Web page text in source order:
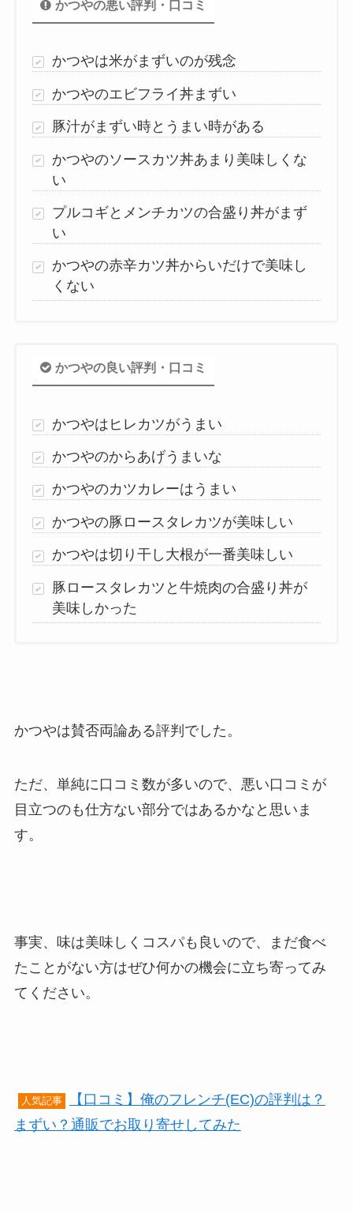
かつやの悪い評判・口コミ
かつやは米がまずいのが残念
かつやのエビフライ丼まずい
豚汁がまずい時とうまい時がある
かつやのソースカツ丼あまり美味しくな
い
プルコギとメンチカツの合盛り丼がまず
い
かつやの赤辛カツ丼からいだけで美味し
くない
かつやの良い評判・口コミ
かつやはヒレカツがうまい
かつやのからあげうまいな
かつやのカツカレーはうまい
かつやの豚ロースタレカツが美味しい
かつやは切り干し大根が一番美味しい
豚ロースタレカツと牛焼肉の合盛り丼が
美味しかった
かつやは賛否両論ある評判でした。
ただ、単純に口コミ数が多いので、悪い口コミが
目立つのも仕方ない部分ではあるかなと思いま
す。
事実、味は美味しくコスパも良いので、まだ食べ
たことがない方はぜひ何かの機会に立ち寄ってみ
てください。
人気記事
【口コミ】俺のフレンチ(EC)の評判は？
まずい？通販でお取り寄せしてみた